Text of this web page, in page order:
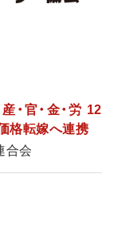
・官・金・労 12
格転嫁へ連携
合会